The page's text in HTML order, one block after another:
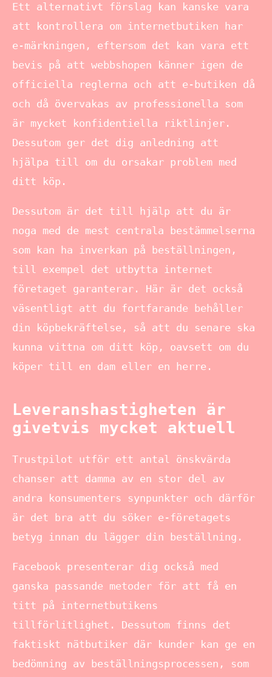
Ett alternativt förslag kan kanske vara
att kontrollera om internetbutiken har
e-märkningen, eftersom det kan vara ett
bevis på att webbshopen känner igen de
officiella reglerna och att e-butiken då
och då övervakas av professionella som
är mycket konfidentiella riktlinjer.
Dessutom ger det dig anledning att
hjälpa till om du orsakar problem med
ditt köp.
Dessutom är det till hjälp att du är
noga med de mest centrala bestämmelserna
som kan ha inverkan på beställningen,
till exempel det utbytta internet
företaget garanterar. Här är det också
väsentligt att du fortfarande behåller
din köpbekräftelse, så att du senare ska
kunna vittna om ditt köp, oavsett om du
köper till en dam eller en herre.
Leveranshastigheten är
givetvis mycket aktuell
Trustpilot utför ett antal önskvärda
chanser att damma av en stor del av
andra konsumenters synpunkter och därför
är det bra att du söker e-företagets
betyg innan du lägger din beställning.
Facebook presenterar dig också med
ganska passande metoder för att få en
titt på internetbutikens
tillförlitlighet. Dessutom finns det
faktiskt nätbutiker där kunder kan ge en
bedömning av beställningsprocessen, som